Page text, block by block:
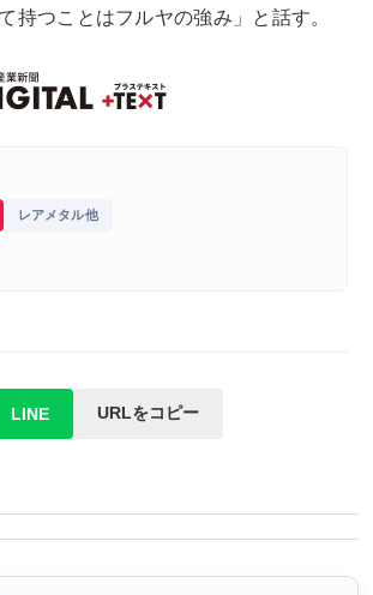
持つことはフルヤの強み」と話す。
レアメタル他
LINE URLをコピー